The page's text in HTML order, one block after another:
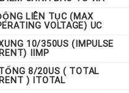
LIÊN TỤC (MAX
VOLTAGE) UC
10/350US (IMPULSE
IIMP
8/20US ( TOTAL
) ITOTAL